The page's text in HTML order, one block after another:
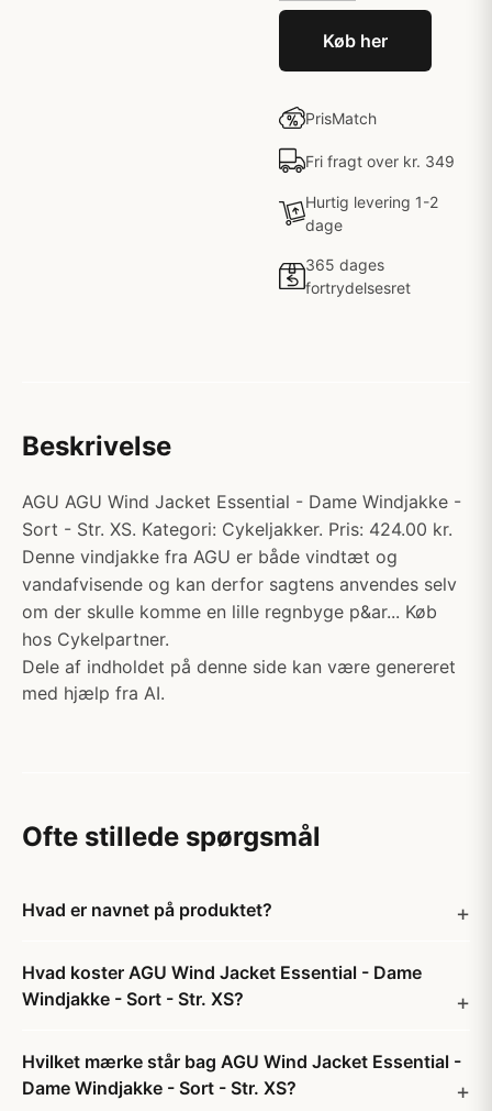
Køb her
PrisMatch
Fri fragt over kr. 349
Hurtig levering 1-2
dage
365 dages
fortrydelsesret
Beskrivelse
AGU AGU Wind Jacket Essential - Dame Windjakke -
Sort - Str. XS. Kategori: Cykeljakker. Pris: 424.00 kr.
Denne vindjakke fra AGU er både vindtæt og
vandafvisende og kan derfor sagtens anvendes selv
om der skulle komme en lille regnbyge p&ar... Køb
hos Cykelpartner.
Dele af indholdet på denne side kan være genereret
med hjælp fra AI.
Ofte stillede spørgsmål
Hvad er navnet på produktet?
Hvad koster AGU Wind Jacket Essential - Dame
Windjakke - Sort - Str. XS?
Hvilket mærke står bag AGU Wind Jacket Essential -
Dame Windjakke - Sort - Str. XS?